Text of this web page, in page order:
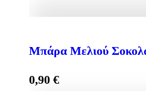
Box 24 τεμάχια x 40γρ
Μπάρα Μελιού
0,90 €